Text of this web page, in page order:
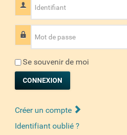
Identifiant
Mot de passe
Se souvenir de moi
CONNEXION
Créer un compte
Identifiant oublié ?